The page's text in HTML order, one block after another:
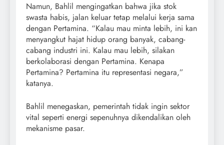
Namun, Bahlil mengingatkan bahwa jika stok
swasta habis, jalan keluar tetap melalui kerja sama
dengan Pertamina. “Kalau mau minta lebih, ini kan
menyangkut hajat hidup orang banyak, cabang-
cabang industri ini. Kalau mau lebih, silakan
berkolaborasi dengan Pertamina. Kenapa
Pertamina? Pertamina itu representasi negara,”
katanya.
Bahlil menegaskan, pemerintah tidak ingin sektor
vital seperti energi sepenuhnya dikendalikan oleh
mekanisme pasar.